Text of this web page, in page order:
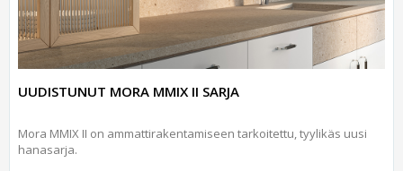
UUDISTUNUT MORA MMIX II SARJA
Mora MMIX II on ammattirakentamiseen tarkoitettu, tyylikäs uusi
hanasarja.